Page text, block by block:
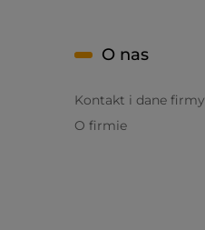
O nas
Kontakt i dane firmy
O firmie